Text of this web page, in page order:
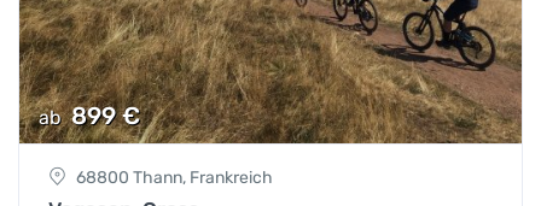
ab 899€
68800 Thann, Frankreich